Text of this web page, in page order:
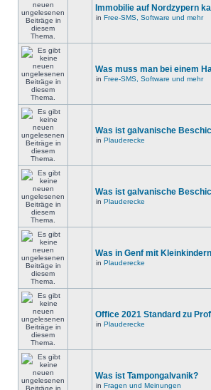
Immobilie auf Nordzypern
in Free-SMS, Software und mehr
Was muss man bei einem
in Free-SMS, Software und mehr
Was ist galvanische
in Plauderecke
Was ist galvanische
in Plauderecke
Was in Genf mit
in Plauderecke
Office 2021 Standard zu
in Plauderecke
Was ist Tampongalvanik?
in Fragen und Meinungen